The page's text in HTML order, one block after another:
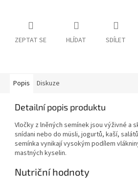
ZEPTAT SE HLÍDAT SDÍLET
Popis Diskuze
Detailní popis produktu
Vločky z lněných semínek jsou výživné a
snídani nebo do müsli, jogurtů, kaší,
semínka vynikají vysokým podílem
mastných kyselin.
Nutriční hodnoty